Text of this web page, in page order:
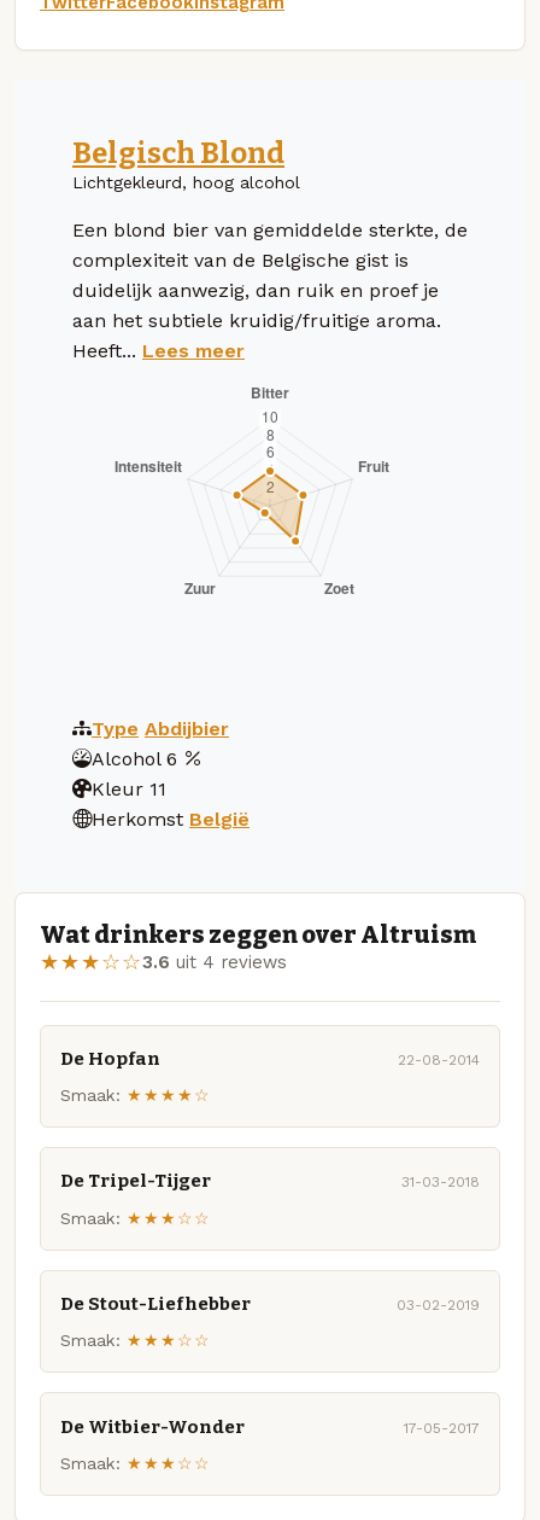
Belgisch Blond
Lichtgekleurd, hoog alcohol
Een blond bier van gemiddelde sterkte, de
complexiteit van de Belgische gist is
duidelijk aanwezig, dan ruik en proef je
aan het subtiele kruidig/fruitige aroma.
Heeft... Lees meer
Type Abdijbier
Alcohol 6
Kleur 11
Herkomst België
Wat drinkers zeggen over Altruism
★★★☆☆3.6 uit 4 reviews
De Hopfan 22-08-2014
Smaak: ★★★★☆
De Tripel-Tijger 31-03-2018
Smaak: ★★★☆☆
De Stout-Liefhebber 03-02-2019
Smaak: ★★★☆☆
De Witbier-Wonder 17-05-2017
Smaak: ★★★☆☆